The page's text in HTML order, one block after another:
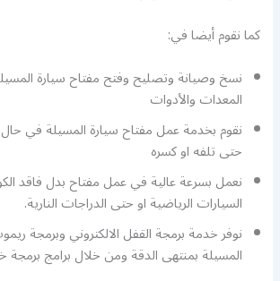
كما نقوم أيضا في:
نسخ وصيانة وتصليح وفتح مفتاح سيارة
المعدات والأدوات
نقوم بخدمة عمل مفتاح سيارة المسيلة في حال
حتى تلفه او كسره
نعمل بسرعة عالية في عمل مفتاح بدل فاقد
السيارات الرياضية او حتى الدراجات النارية.
نوفر خدمة برمجة القفل الالكتروني وبرمجة
المسيلة بمنتهى الدقة ومن خلال برامج